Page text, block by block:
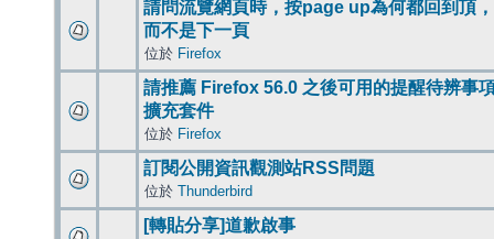
請問流覽網頁時，按page up為何都回到頂，
而不是下一頁
位於 Firefox
請推薦 Firefox 56.0 之後可用的提醒待辨事
擴充套件
位於 Firefox
訂閱公開資訊觀測站RSS問題
位於 Thunderbird
[轉貼分享]道歉啟事